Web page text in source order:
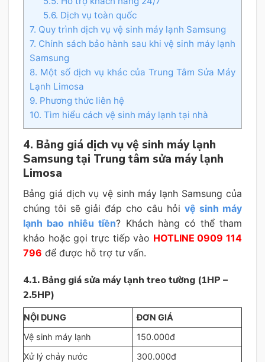
5.6. Dịch vụ toàn quốc
7. Quy trình dịch vụ vệ sinh máy lạnh Samsung
7. Chính sách bảo hành sau khi vệ sinh máy lạnh
Samsung
8. Một số dịch vụ khác của Trung Tâm Sửa Máy
Lạnh Limosa
9. Phương thức liên hệ
10. Tìm hiểu cách vệ sinh máy lạnh tại nhà
4. Bảng giá dịch vụ vệ sinh máy lạnh
Samsung tại Trung tâm sửa máy lạnh
Limosa
Bảng giá dịch vụ vệ sinh máy lạnh Samsung của
chúng tôi sẽ giải đáp cho câu hỏi vệ sinh máy
lạnh bao nhiêu tiền? Khách hàng có thể tham
khảo hoặc gọi trực tiếp vào HOTLINE 0909 114
796 để được hỗ trợ tư vấn.
4.1. Bảng giá sửa máy lạnh treo tường (1HP –
2.5HP)
NỘI DUNG
ĐƠN GIÁ
Vệ sinh máy lạnh
150.000đ
Xử lý chảy nước
300.000đ